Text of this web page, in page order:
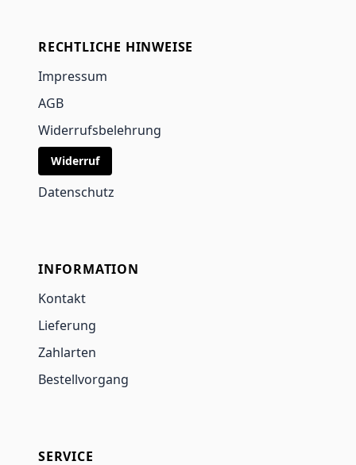
RECHTLICHE HINWEISE
Impressum
AGB
Widerrufsbelehrung
Widerruf
Datenschutz
INFORMATION
Kontakt
Lieferung
Zahlarten
Bestellvorgang
SERVICE